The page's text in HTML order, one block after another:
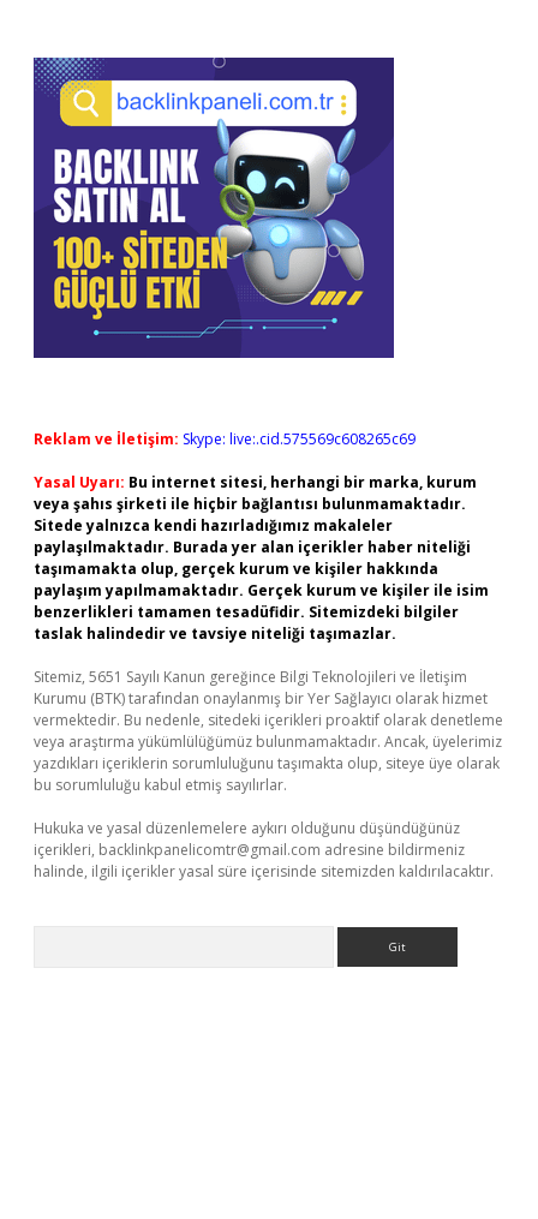
Reklam ve İletişim: Skype: live:.cid.575569c608265c69
Yasal Uyarı: Bu internet sitesi, herhangi bir marka, kurum
veya şahıs şirketi ile hiçbir bağlantısı bulunmamaktadır.
Sitede yalnızca kendi hazırladığımız makaleler
paylaşılmaktadır. Burada yer alan içerikler haber niteliği
taşımamakta olup, gerçek kurum ve kişiler hakkında
paylaşım yapılmamaktadır. Gerçek kurum ve kişiler ile isim
benzerlikleri tamamen tesadüfidir. Sitemizdeki bilgiler
taslak halindedir ve tavsiye niteliği taşımazlar.
Sitemiz, 5651 Sayılı Kanun gereğince Bilgi Teknolojileri ve İletişim
Kurumu (BTK) tarafından onaylanmış bir Yer Sağlayıcı olarak hizmet
vermektedir. Bu nedenle, sitedeki içerikleri proaktif olarak denetleme
veya araştırma yükümlülüğümüz bulunmamaktadır. Ancak, üyelerimiz
yazdıkları içeriklerin sorumluluğunu taşımakta olup, siteye üye olarak
bu sorumluluğu kabul etmiş sayılırlar.
Hukuka ve yasal düzenlemelere aykırı olduğunu düşündüğünüz
içerikleri, backlinkpanelicomtr@gmail.com adresine bildirmeniz
halinde, ilgili içerikler yasal süre içerisinde sitemizden kaldırılacaktır.